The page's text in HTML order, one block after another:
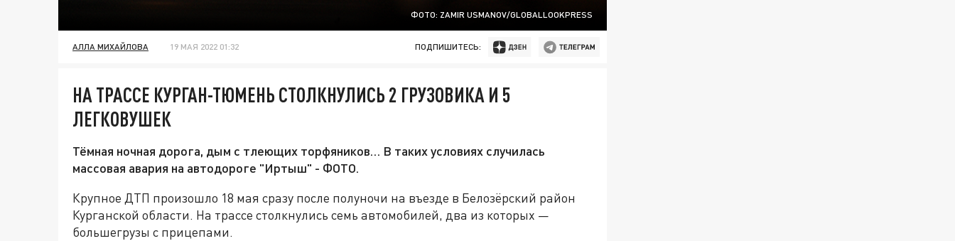
ФОТО: ZAMIR USMANOV/GLOBALLOOKPRESS
АЛЛА МИХАЙЛОВА 19 МАЯ 2022 01:32 ПОДПИШИТЕСЬ:
НА ТРАССЕ КУРГАН-ТЮМЕНЬ СТОЛКНУЛИСЬ 2 ГРУЗОВИКА И 5
ЛЕГКОВУШЕК
Тёмная ночная дорога, дым с тлеющих торфяников… В таких условиях случилась
массовая авария на автодороге "Иртыш" - ФОТО.
Крупное ДТП произошло 18 мая сразу после полуночи на въезде в Белозёрский район
Курганской области. На трассе столкнулись семь автомобилей, два из которых —
большегрузы с прицепами.